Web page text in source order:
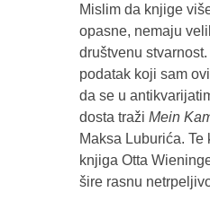
Mislim da knjige
opasne, nemaju
društvenu
podatak koji sam
da se u
dosta traži Mein
Maksa Luburića. Te
knjiga Otta
šire rasnu